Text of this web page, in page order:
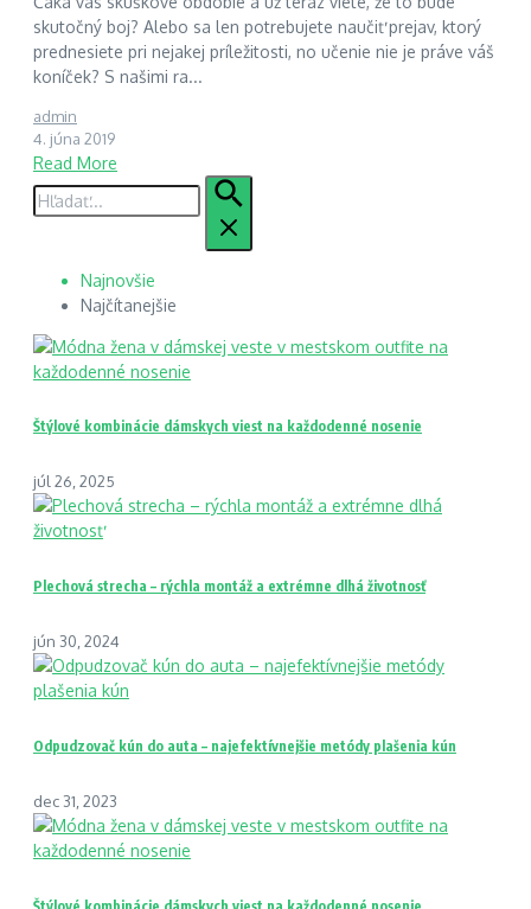
skutočný boj? Alebo sa len potrebujete naučiť prejav, ktorý
prednesiete pri nejakej príležitosti, no učenie nie je práve váš
koníček? S našimi ra...
admin
4. júna 2019
Read More
Hľadať:
Najnovšie
Najčítanejšie
Štýlové kombinácie dámskych viest na každodenné nosenie
júl 26, 2025
Plechová strecha – rýchla montáž a extrémne dlhá životnosť
jún 30, 2024
Odpudzovač kún do auta – najefektívnejšie metódy plašenia kún
dec 31, 2023